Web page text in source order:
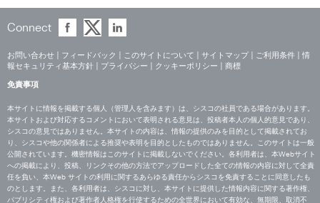
Connect
お問い合わせ フィードバック このサイトについて サイトマップ ご利用条件
情
報セキュリティ基本方針
プライバシー クッキーポリシー 商標
免責事項
本サイトに情報を掲載する個人（管理人を含みます）は、シスコの社員である場合があります。
本サイトおよび対応するコメントにおいて表明される意見は、投稿者本人の個人的意見であり、
シスコの意見ではありません。本サイトの内容は、情報の提供のみを目的として掲載されてお
り、シスコや他の関係者による推奨や表明を目的としたものではありません。このサイトは一般
公開されています。機密情報はこのサイトに掲載しないでください。各利用者は、本Webサイト
への掲載により、投稿、リンクその他の方法でアップロードした全ての情報の内容に対して全責
任を負い、本Web サイトの利用に関するあらゆる責任からシスコを免責することに同意したも
のとします。また、各利用者は、シスコに対し、本サイトに提供した情報内容に関する著作権、
パブリシティ権および著作者人格権を行使するための全世界において有効な、無期限、取消不